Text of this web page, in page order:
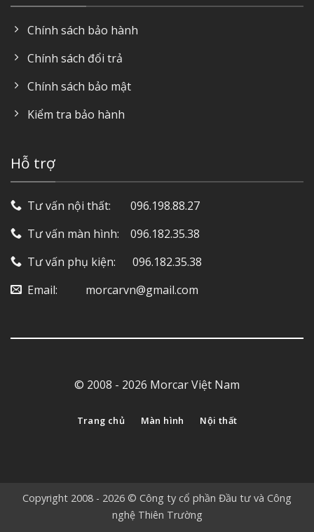
Chính sách bảo hành
Chính sách đổi trả
Chính sách bảo mật
Kiểm tra bảo hành
Hỗ trợ
Tư vấn nội thất: ‎ ‎ ‎ ‎ ‎ ‎ 096.198.88.27
Tư vấn màn hình: ‎ ‎ ‎ 096.182.35.38
Tư vấn phụ kiện: ‎ ‎ ‎ ‎‎ ‎ 096.182.35.38
Email: ‎ ‎ ‎ ‎ ‎ ‎ ‎ ‎ ‎ morcarvn@gmail.com
© 2008 - 2026 Morcar Việt Nam
Trang chủ Màn hình Nội thất
Copyright 2008 - 2026 © Công ty cổ phần Đầu tư và Công
nghệ Thiên Trường